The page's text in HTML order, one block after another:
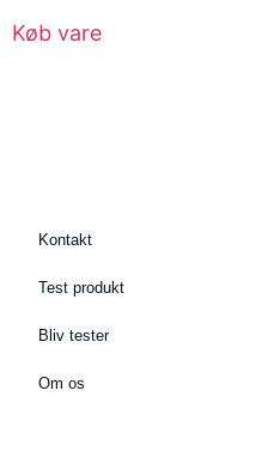
Køb vare
Kontakt
Test produkt
Bliv tester
Om os